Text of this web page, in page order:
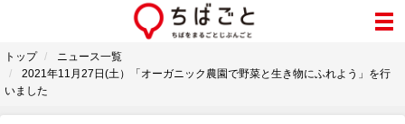
トップ
ニュース一覧
2021年11月27日(土）「オーガニック農園で野菜と生き物にふれよう」を行
いました